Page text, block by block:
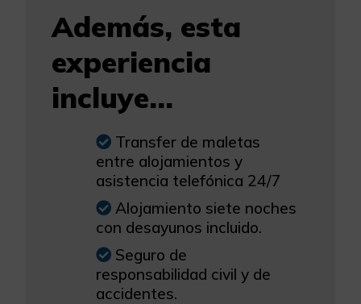
Además, esta
experiencia
incluye...
Transfer de maletas
entre alojamientos y
asistencia telefónica 24/7
Alojamiento siete noches
con desayunos incluido.
Seguro de
responsabilidad civil y de
accidentes.